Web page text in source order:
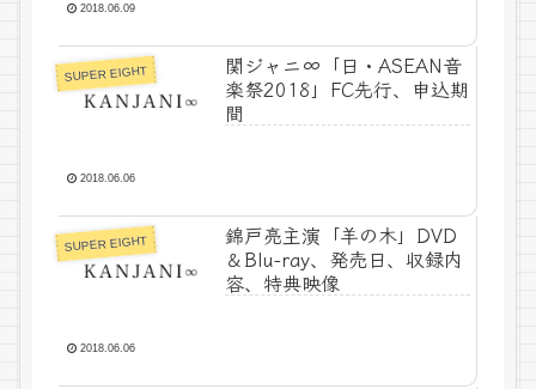
2018.06.09
SUPER EIGHT
関ジャニ∞「日・ASEAN音
楽祭2018」FC先行、申込期
間
2018.06.06
SUPER EIGHT
錦戸亮主演「羊の木」DVD
＆Blu-ray、発売日、収録内
容、特典映像
2018.06.06